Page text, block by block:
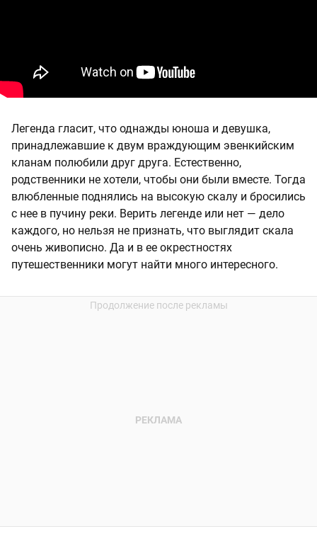
Легенда гласит, что однажды юноша и девушка,
принадлежавшие к двум враждующим эвенкийским
кланам полюбили друг друга. Естественно,
родственники не хотели, чтобы они были вместе. Тогда
влюбленные поднялись на высокую скалу и бросились
с нее в пучину реки. Верить легенде или нет — дело
каждого, но нельзя не признать, что выглядит скала
очень живописно. Да и в ее окрестностях
путешественники могут найти много интересного.